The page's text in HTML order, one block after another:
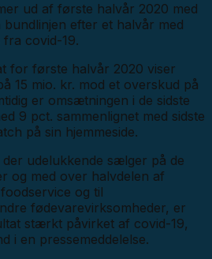
ud af første halvår 2020 med
efter et halvår med
covid-19.
for første halvår 2020 viser
15 mio. kr. mod et overskud på
er omsætningen i de sidste
9 pct. sammenlignet med sidste
på sin hjemmeside.
udelukkende sælger på de
og med over halvdelen af
og til
fødevarevirksomheder, er
stærkt påvirket af covid-19,
i en pressemeddelelse.